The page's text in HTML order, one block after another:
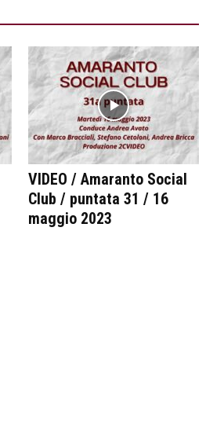
VIDEO / Amaranto Social
Club / puntata 31 / 16
maggio 2023